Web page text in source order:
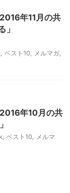
年11月の共
」
ベスト10 メルマガ
年10月の共
ベスト10
メルマ